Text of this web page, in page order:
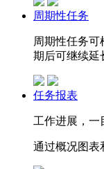
周期性任务
周期性任务可
期后可继续延
任务报表
工作进展，一
通过概况图表